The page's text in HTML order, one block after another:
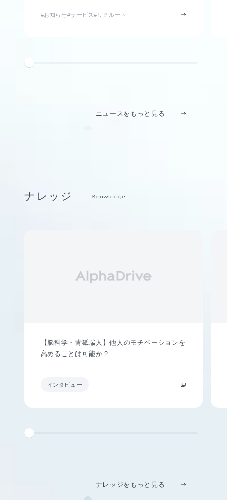
#お知らせ#サービス#リクルート
ニュースをもっと見る
ナレッジ Knowledge
【脳科学・青砥瑞人】他人のモチベーションを
高めることは可能か？
インタビュー
ナレッジをもっと見る